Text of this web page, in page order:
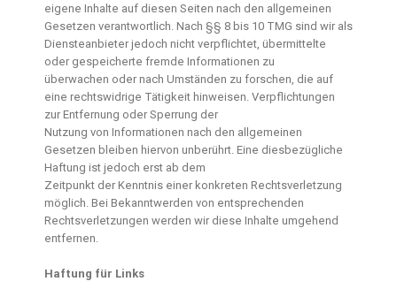
eigene Inhalte auf diesen Seiten nach den allgemeinen
Gesetzen verantwortlich. Nach §§ 8 bis 10 TMG sind wir als
Diensteanbieter jedoch nicht verpflichtet, übermittelte
oder gespeicherte fremde Informationen zu
überwachen oder nach Umständen zu forschen, die auf
eine rechtswidrige Tätigkeit hinweisen. Verpflichtungen
zur Entfernung oder Sperrung der
Nutzung von Informationen nach den allgemeinen
Gesetzen bleiben hiervon unberührt. Eine diesbezügliche
Haftung ist jedoch erst ab dem
Zeitpunkt der Kenntnis einer konkreten Rechtsverletzung
möglich. Bei Bekanntwerden von entsprechenden
Rechtsverletzungen werden wir diese Inhalte umgehend
entfernen.
Haftung für Links